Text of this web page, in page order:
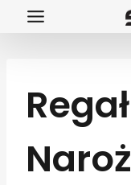
Przejdź